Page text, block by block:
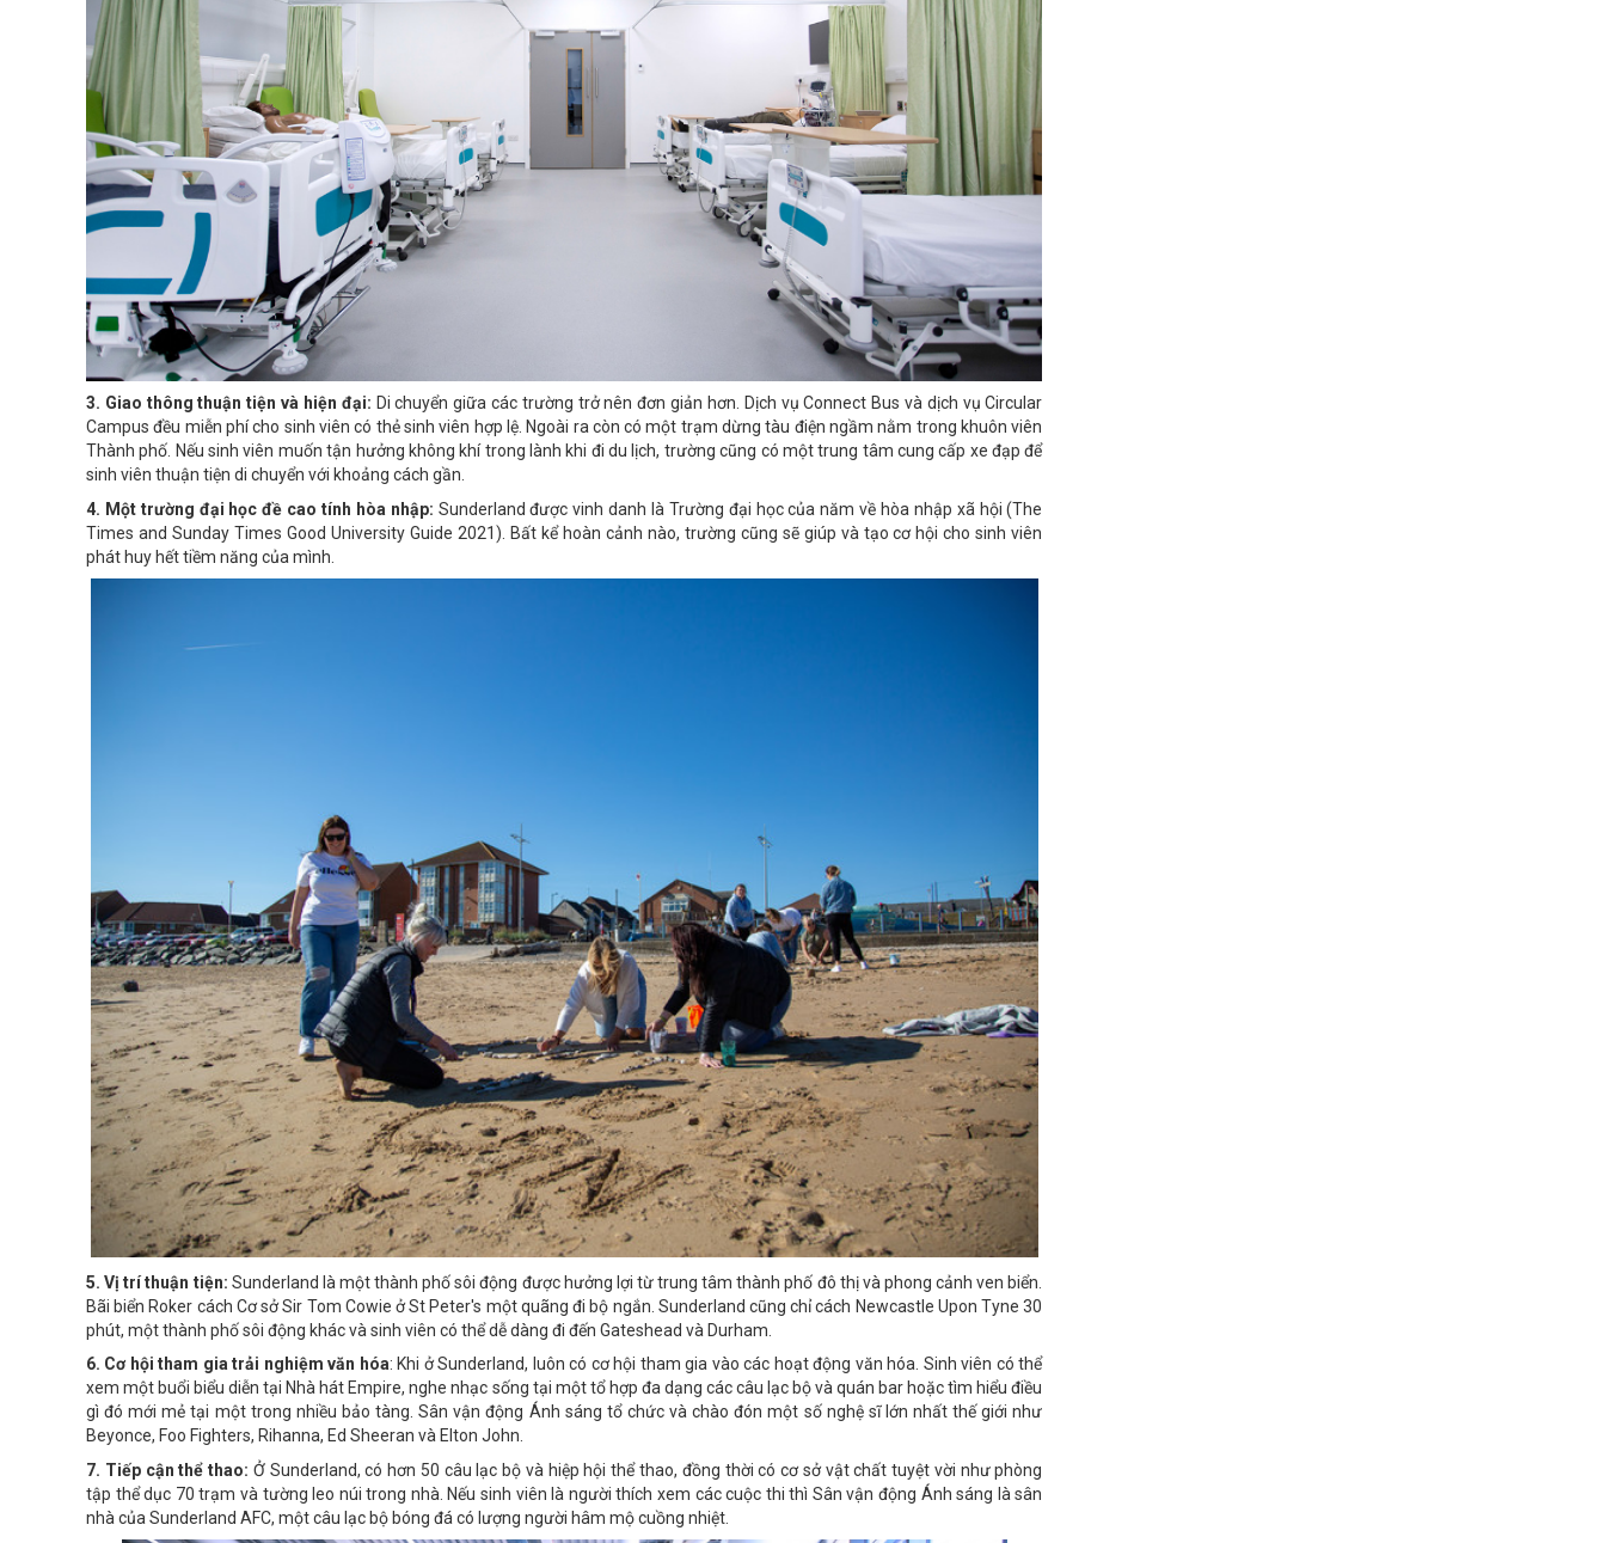
3. Giao thông thuận tiện và hiện đại: Di chuyển giữa các trường trở nên đơn giản hơn. Dịch vụ Connect Bus và dịch vụ Circular
Campus đều miễn phí cho sinh viên có thẻ sinh viên hợp lệ. Ngoài ra còn có một trạm dừng tàu điện ngầm nằm trong khuôn viên
Thành phố. Nếu sinh viên muốn tận hưởng không khí trong lành khi đi du lịch, trường cũng có một trung tâm cung cấp xe đạp để
sinh viên thuận tiện di chuyển với khoảng cách gần.
4. Một trường đại học đề cao tính hòa nhập: Sunderland được vinh danh là Trường đại học của năm về hòa nhập xã hội (The
Times and Sunday Times Good University Guide 2021). Bất kể hoàn cảnh nào, trường cũng sẽ giúp và tạo cơ hội cho sinh viên
phát huy hết tiềm năng của mình.
5. Vị trí thuận tiện: Sunderland là một thành phố sôi động được hưởng lợi từ trung tâm thành phố đô thị và phong cảnh ven biển.
Bãi biển Roker cách Cơ sở Sir Tom Cowie ở St Peter's một quãng đi bộ ngắn. Sunderland cũng chỉ cách Newcastle Upon Tyne 30
phút, một thành phố sôi động khác và sinh viên có thể dễ dàng đi đến Gateshead và Durham.
6. Cơ hội tham gia trải nghiệm văn hóa: Khi ở Sunderland, luôn có cơ hội tham gia vào các hoạt động văn hóa. Sinh viên có thể
xem một buổi biểu diễn tại Nhà hát Empire, nghe nhạc sống tại một tổ hợp đa dạng các câu lạc bộ và quán bar hoặc tìm hiểu điều
gì đó mới mẻ tại một trong nhiều bảo tàng. Sân vận động Ánh sáng tổ chức và chào đón một số nghệ sĩ lớn nhất thế giới như
Beyonce, Foo Fighters, Rihanna, Ed Sheeran và Elton John.
7. Tiếp cận thể thao: Ở Sunderland, có hơn 50 câu lạc bộ và hiệp hội thể thao, đồng thời có cơ sở vật chất tuyệt vời như phòng
tập thể dục 70 trạm và tường leo núi trong nhà. Nếu sinh viên là người thích xem các cuộc thi thì Sân vận động Ánh sáng là sân
nhà của Sunderland AFC, một câu lạc bộ bóng đá có lượng người hâm mộ cuồng nhiệt.